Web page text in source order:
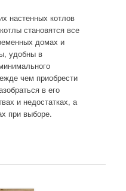
настенных котлов
становятся все
домах и
удобны в
чем приобрести
в его
и недостатках, а
при выборе.